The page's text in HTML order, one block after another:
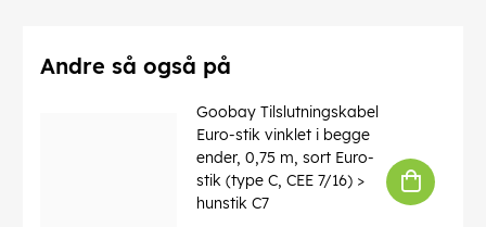
Driftstemperatur op til: 60 °C
Driftstemperatur fra
: -20 °C
: 100 MHz
: tosidet
: Rundkabel
Materiale kabelkappe: PVC
Inder leder materiale: CCA (kobberbeklædt aluminium)
Andre så også på
Goobay Tilslutningskabel
Euro-stik vinklet i begge
ender, 0,75 m, sort Euro-
stik (type C, CEE 7/16) >
hunstik C7